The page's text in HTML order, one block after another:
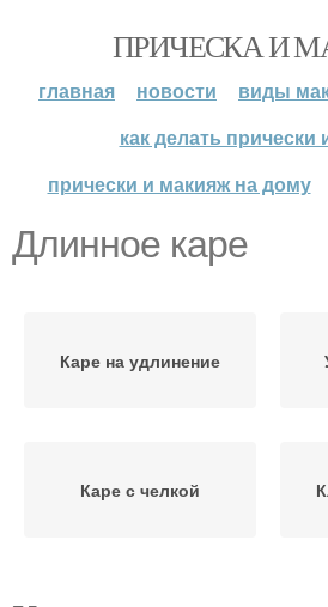
ПРИЧЕСКА И
главная новости
виды
как делать прически
прически и макияж на дому
Длинное каре
Каре на удлинение
Каре с челкой